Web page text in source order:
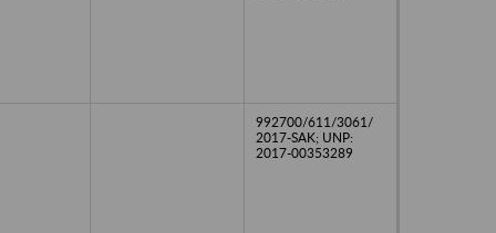
992700/611/3061/
2017-SAK; UNP:
2017-00353289